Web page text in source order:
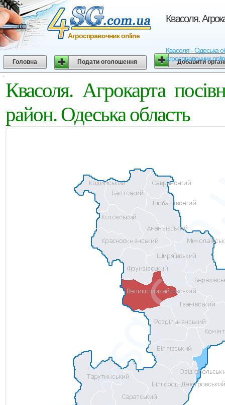
Квасоля.
Квасоля - Одеська
агросправочник
Агросправочник online
Головна Подати оголошення Добавити
Квасоля. Агрокарта
район. Одеська область